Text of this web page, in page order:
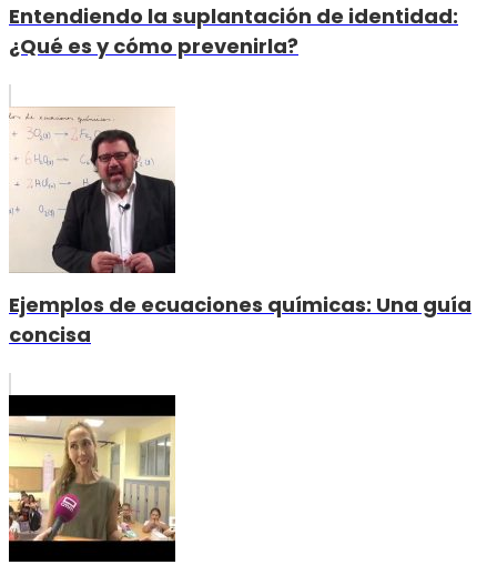
Entendiendo la suplantación de identidad:
¿Qué es y cómo prevenirla?
Ejemplos de ecuaciones químicas: Una guía
concisa